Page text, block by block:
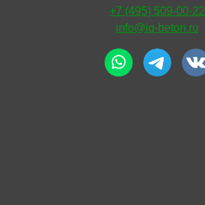
+7 (495) 509-00-22
info@iq-beton.ru